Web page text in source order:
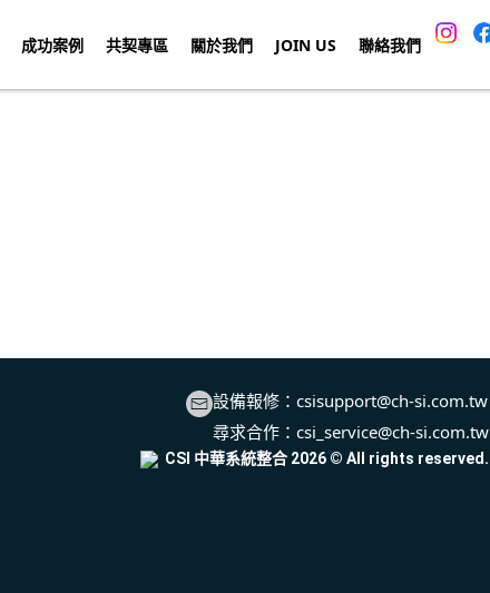
成功案例 共契專區 關於我們 JOIN US 聯絡我們
設備報修：csisupport@ch-si.com.tw
尋求合作：csi_service@ch-si.com.tw
CSI 中華系統整合 2026 © All rights reserved.